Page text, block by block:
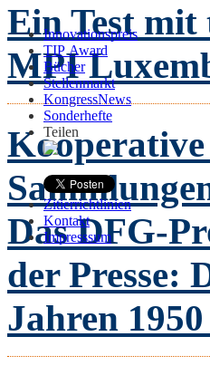
Innovationspreis
TIP Award
Bücher
Stellenmarkt
KongressNews
Sonderhefte
Teilen
Zitierrichtlinien
Kontakt
Impresssum
Ein Test mit
MPI
Kooperative
Das DFG-
der Presse:
Jahren